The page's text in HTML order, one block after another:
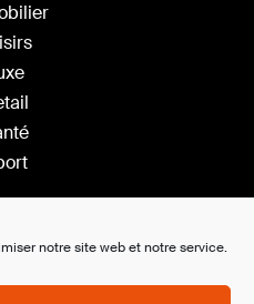
notre site web et notre service.